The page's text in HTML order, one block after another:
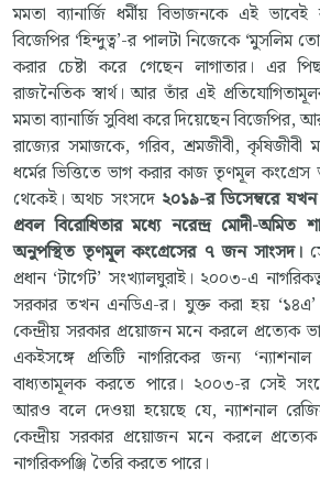
মমতা ব্যানার্জি ধর্মীয় বিভাজনকে এই
বিজেপির ‘হিন্দুত্ব’-র পালটা নিজেকে ‘মুসলিম
করার চেষ্টা করে গেছেন লাগাতার। এর
রাজনৈতিক স্বার্থ। আর তাঁর এই
মমতা ব্যানার্জি সুবিধা করে দিয়েছেন
রাজ্যের সমাজকে, গরিব, শ্রমজীবী, কৃষিজীবী
ধর্মের ভিত্তিতে ভাগ করার কাজ তৃণমূল
থেকেই। অথচ সংসদে ২০১৯-র ডিসেম্বরে
প্রবল বিরোধিতার মধ্যে নরেন্দ্র মোদী-
অনুপস্থিত তৃণমূল কংগ্রেসের ৭ জন সাংসদ।
প্রধান ‘টার্গেট’ সংখ্যালঘুরাই। ২০০৩-এ
সরকার তখন এনডিএ-র। যুক্ত করা হয় ‘১৪এ’
কেন্দ্রীয় সরকার প্রয়োজন মনে করলে প্রত্যেক
একইসঙ্গে প্রতিটি নাগরিকের জন্য
বাধ্যতামূলক করতে পারে। ২০০৩-র সেই
আরও বলে দেওয়া হয়েছে যে, ন্যাশনাল
কেন্দ্রীয় সরকার প্রয়োজন মনে করলে
নাগরিকপঞ্জি তৈরি করতে পারে।